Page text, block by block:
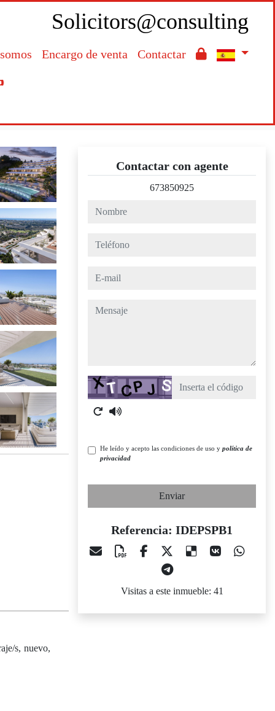
Solicitors@consulting
Encargo de venta Contactar
s, nuevo,
Contactar con agente
673850925
nombre
teléfono
e-mail
mensaje
Captcha
He leído y acepto las condiciones de uso y política de
privacidad
Enviar
Referencia: IDEPSPB1
Visitas a este inmueble: 41